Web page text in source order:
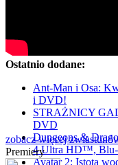
Ostatnio dodane:
Ant-Man i Osa:
i DVD!
STRAŻNICY
DVD
Dungeons &
4 Ultra HD™,
Avatar 2: Istota
zobacz więcej
Premiery